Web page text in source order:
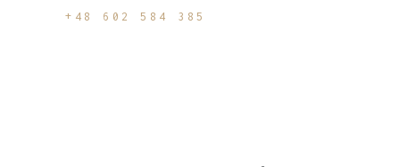
+48 602 584 385